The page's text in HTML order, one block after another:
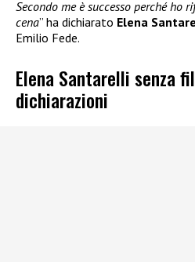
Secondo me è successo perché
cena” ha dichiarato Elena
Emilio Fede.
Elena Santarelli senza
dichiarazioni